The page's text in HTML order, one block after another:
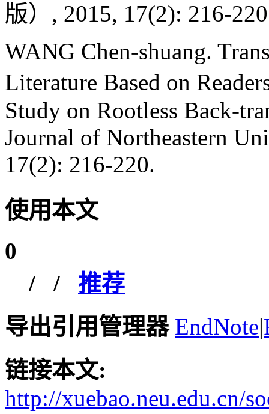
版）, 2015, 17(2): 216-
WANG Chen-shuang.
Literature Based on
Study on Rootless Back-
Journal of Northeastern
17(2): 216-220.
使用本文
0
/ / 推荐
导出引用管理器 EndNote|
链接本文:
http://xuebao.neu.edu.cn/